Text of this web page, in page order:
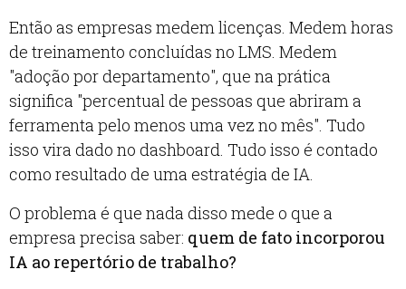
Então as empresas medem licenças. Medem horas
de treinamento concluídas no LMS. Medem
"adoção por departamento", que na prática
significa "percentual de pessoas que abriram a
ferramenta pelo menos uma vez no mês". Tudo
isso vira dado no dashboard. Tudo isso é contado
como resultado de uma estratégia de IA.
O problema é que nada disso mede o que a
empresa precisa saber: quem de fato incorporou
IA ao repertório de trabalho?